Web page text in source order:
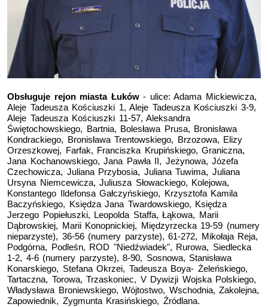
Obsługuje rejon miasta Łuków- ulice: Adama Mickiewicza,
Aleje Tadeusza Kościuszki 1, Aleje Tadeusza Kościuszki 3-9,
Aleje Tadeusza Kościuszki 11-57, Aleksandra
Świętochowskiego, Bartnia, Bolesława Prusa, Bronisława
Kondrackiego, Bronisława Trentowskiego, Brzozowa, Elizy
Orzeszkowej, Farfak, Franciszka Krupińskiego, Graniczna,
Jana Kochanowskiego, Jana Pawła II, Jeżynowa, Józefa
Czechowicza, Juliana Przybosia, Juliana Tuwima, Juliana
Ursyna Niemcewicza, Juliusza Słowackiego, Kolejowa,
Konstantego Ildefonsa Gałczyńskiego, Krzysztofa Kamila
Baczyńskiego, Księdza Jana Twardowskiego, Księdza
Jerzego Popiełuszki, Leopolda Staffa, Łąkowa, Marii
Dąbrowskiej, Marii Konopnickiej, Międzyrzecka 19-59 (numery
nieparzyste), 36-56 (numery parzyste), 61-272, Mikołaja Reja,
Podgórna, Podleśn, ROD "Niedźwiadek", Rurowa, Siedlecka
1-2, 4-6 (numery parzyste), 8-90, Sosnowa, Stanisława
Konarskiego, Stefana Okrzei, Tadeusza Boya- Żeleńskiego,
Tartaczna, Torowa, Trzaskoniec, V Dywizji Wojska Polskiego,
Władysława Broniewskiego, Wójtostwo, Wschodnia, Zakolejna,
Zapowiednik, Zygmunta Krasińskiego, Źródlana.